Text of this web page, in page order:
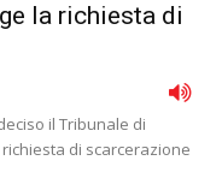
la richiesta di
il Tribunale di
di scarcerazione